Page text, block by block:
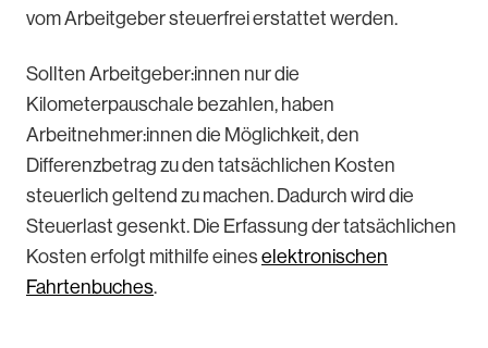
vom Arbeitgeber steuerfrei erstattet werden.
Sollten Arbeitgeber:innen nur die
Kilometerpauschale bezahlen, haben
Arbeitnehmer:innen die Möglichkeit, den
Differenzbetrag zu den tatsächlichen Kosten
steuerlich geltend zu machen. Dadurch wird die
Steuerlast gesenkt. Die Erfassung der tatsächlichen
Kosten erfolgt mithilfe eines elektronischen
Fahrtenbuches.